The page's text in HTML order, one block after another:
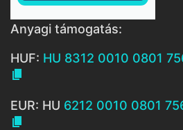
Anyagi támogatás:
HUF: HU 8312 0010 0801

EUR: HU 6212 0010 0801
